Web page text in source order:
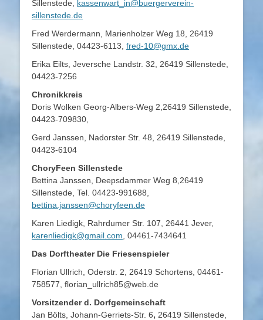
Sillenstede, kassenwart_in@buergerverein-
sillenstede.de
Fred Werdermann, Marienholzer Weg 18, 26419
Sillenstede, 04423-6113, fred-10@gmx.de
Erika Eilts, Jeversche Landstr. 32, 26419 Sillenstede,
04423-7256
Chronikkreis
Doris Wolken Georg-Albers-Weg 2,26419 Sillenstede,
04423-709830,
Gerd Janssen, Nadorster Str. 48, 26419 Sillenstede,
04423-6104
ChoryFeen Sillenstede
Bettina Janssen, Deepsdammer Weg 8,26419
Sillenstede, Tel. 04423-991688,
bettina.janssen@choryfeen.de
Karen Liedigk, Rahrdumer Str. 107, 26441 Jever,
karenliedigk@gmail.com , 04461-7434641
Das Dorftheater Die Friesenspieler
Florian Ullrich, Oderstr. 2, 26419 Schortens, 04461-
758577, florian_ullrich85@web.de
Vorsitzender d. Dorfgemeinschaft
Jan Bölts, Johann-Gerriets-Str. 6, 26419 Sillenstede,